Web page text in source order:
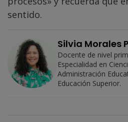
sentido.
Silvia Morales
Docente de nivel
Especialidad en
Administración
Educación Superior.